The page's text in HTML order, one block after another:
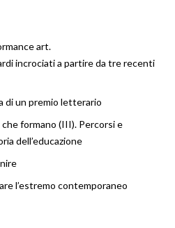
art.
incrociati a partire da tre recenti
di un premio letterario
formano (III). Percorsi e
dell’educazione
l’estremo contemporaneo